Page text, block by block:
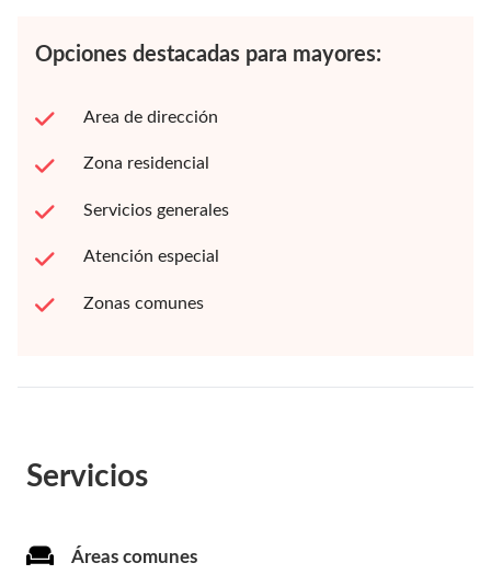
Opciones destacadas para mayores:
Area de dirección
Zona residencial
Servicios generales
Atención especial
Zonas comunes
Servicios
Áreas comunes